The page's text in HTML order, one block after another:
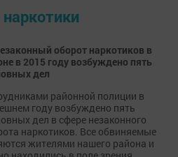
оборот наркотиков в
в 2015 году возбуждено пять
дел
районной полиции в
году возбуждено пять
дел в сфере незаконного
наркотиков. Все обвиняемые
жителями нашего района и